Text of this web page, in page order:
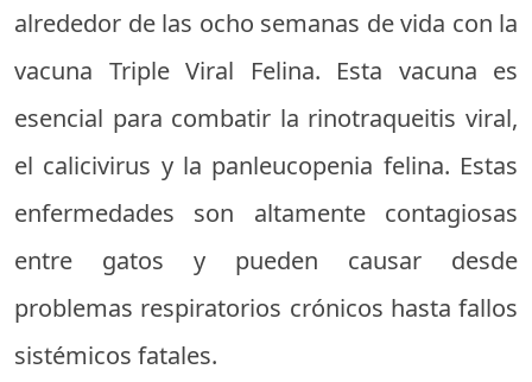
alrededor de las ocho semanas de vida con la
vacuna Triple Viral Felina. Esta vacuna es
esencial para combatir la rinotraqueitis viral,
el calicivirus y la panleucopenia felina. Estas
enfermedades son altamente contagiosas
entre gatos y pueden causar desde
problemas respiratorios crónicos hasta fallos
sistémicos fatales.